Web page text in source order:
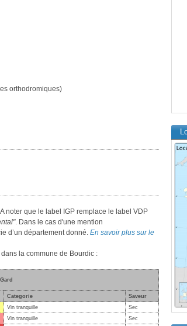
orthodromiques)
noter que le label IGP remplace le label VDP
. Dans le cas d'une mention
d’un département donné. En savoir plus sur le
la commune de Bourdic :
Categorie
Saveur
Vin tranquille
Sec
Vin tranquille
Sec